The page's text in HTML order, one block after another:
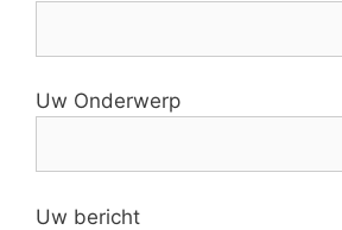
Uw Onderwerp
Uw bericht